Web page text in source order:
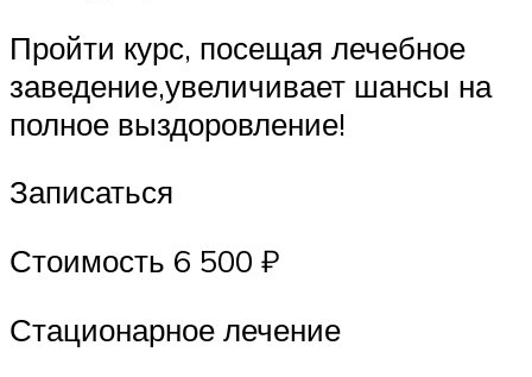
Пройти курс, посещая лечебное
заведение,увеличивает шансы на
полное выздоровление!
Записаться
Стоимость 6 500 ₽
Стационарное лечение